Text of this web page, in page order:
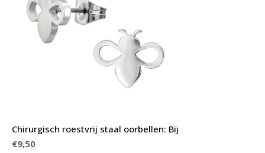
Chirurgisch roestvrij staal oorbellen: Bij
€9,50